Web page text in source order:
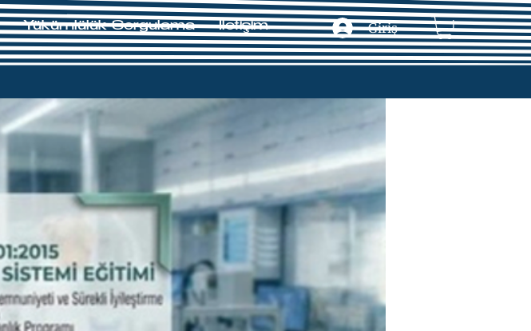
Yükümlülük Sorgulama İletişim Giriş